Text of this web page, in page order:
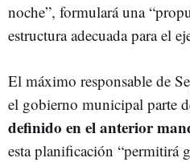
noche”, formulará una
estructura adecuada para el
El máximo responsable de
el gobierno municipal parte
definido en el anterior
esta planificación “permitirá